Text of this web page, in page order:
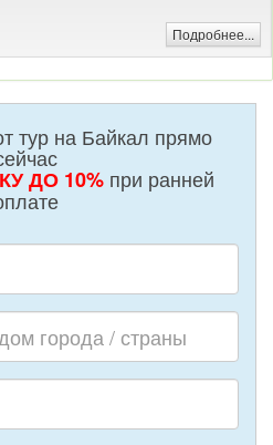
Подробнее...
тур на Байкал прямо
ДО 10% при ранней